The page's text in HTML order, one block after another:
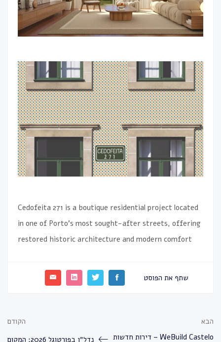
Cedofeita 271 is a boutique residential project located
in one of Porto’s most sought-after streets, offering
restored historic architecture and modern comfort
שתף את הפוסט
הקודם
נדל״ן בפורטוגל 2026: המקום
הבא
WeBuild Castelo – דירות חדשות